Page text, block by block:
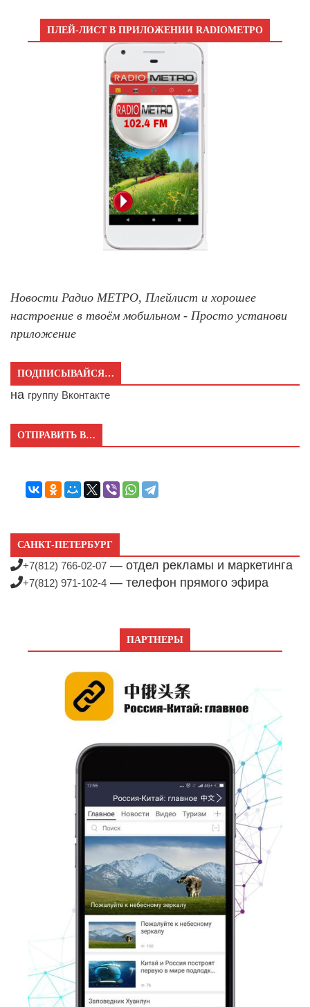
ПЛЕЙ-ЛИСТ В ПРИЛОЖЕНИИ RADIOМЕТРО
Новости Радио МЕТРО, Плейлист и хорошее
настроение в твоём мобильном - Просто установи
приложение
ПОДПИСЫВАЙСЯ…
на группу Вконтакте
ОТПРАВИТЬ В…
САНКТ-ПЕТЕРБУРГ
+7(812) 766-02-07 — отдел рекламы и маркетинга
+7(812) 971-102-4 — телефон прямого эфира
ПАРТНЕРЫ